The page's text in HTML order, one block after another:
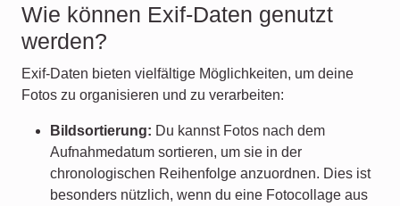
Wie können Exif-Daten genutzt
werden?
Exif-Daten bieten vielfältige Möglichkeiten, um deine
Fotos zu organisieren und zu verarbeiten:
Bildsortierung: Du kannst Fotos nach dem
Aufnahmedatum sortieren, um sie in der
chronologischen Reihenfolge anzuordnen. Dies ist
besonders nützlich, wenn du eine Fotocollage aus